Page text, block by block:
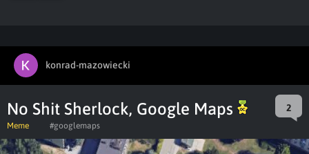
konrad-mazowiecki
No Shit Sherlock, Google Maps 2
Meme #googlemaps